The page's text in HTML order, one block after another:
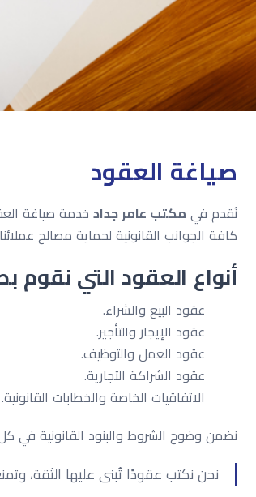
صياغة العقود
نُقدم في مكتب عامر جداد خدمة صياغة
كافة الجوانب القانونية لحماية مصالح
أنواع العقود التي نقوم
عقود البيع والشراء.
عقود الإيجار والتأجير.
عقود العمل والتوظيف.
عقود الشراكة التجارية.
الاتفاقيات الخاصة والخطابات القانونية.
نضمن وضوح الشروط والبنود القانونية
نحن نكتب عقودًا تُبنى عليها الثقة،